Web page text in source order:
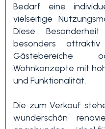
Bedarf eine
vielseitige
Diese
besonders
Gästebereiche
Wohnkonzepte mit
und Funktionalität.
Die zum Verkauf
wunderschön